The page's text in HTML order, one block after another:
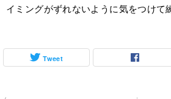
イミングがずれないように気をつけて
Tweet